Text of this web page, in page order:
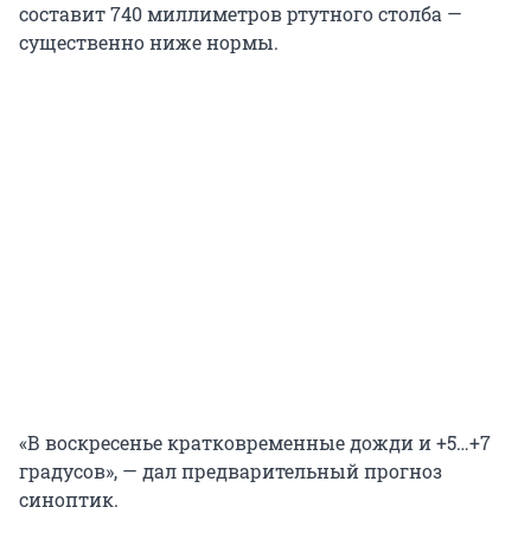
составит 740 миллиметров ртутного столба —
существенно ниже нормы.
«В воскресенье кратковременные дожди и +5…+7
градусов», — дал предварительный прогноз
синоптик.